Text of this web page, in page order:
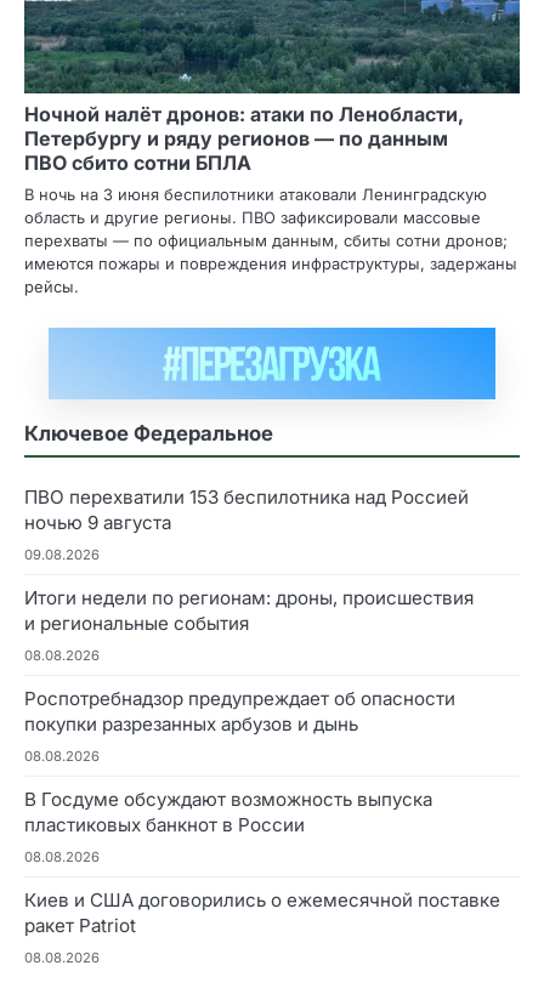
Ночной налёт дронов: атаки по Ленобласти,
Петербургу и ряду регионов — по данным
ПВО сбито сотни БПЛА
В ночь на 3 июня беспилотники атаковали Ленинградскую
область и другие регионы. ПВО зафиксировали массовые
перехваты — по официальным данным, сбиты сотни дронов;
имеются пожары и повреждения инфраструктуры, задержаны
рейсы.
Ключевое Федеральное
ПВО перехватили 153 беспилотника над Россией
ночью 9 августа
09.08.2026
Итоги недели по регионам: дроны, происшествия
и региональные события
08.08.2026
Роспотребнадзор предупреждает об опасности
покупки разрезанных арбузов и дынь
08.08.2026
В Госдуме обсуждают возможность выпуска
пластиковых банкнот в России
08.08.2026
Киев и США договорились о ежемесячной поставке
ракет Patriot
08.08.2026